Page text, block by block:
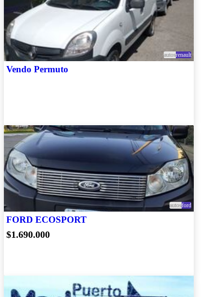
autosrenault
Vendo Permuto
autosford
FORD ECOSPORT
$1.690.000